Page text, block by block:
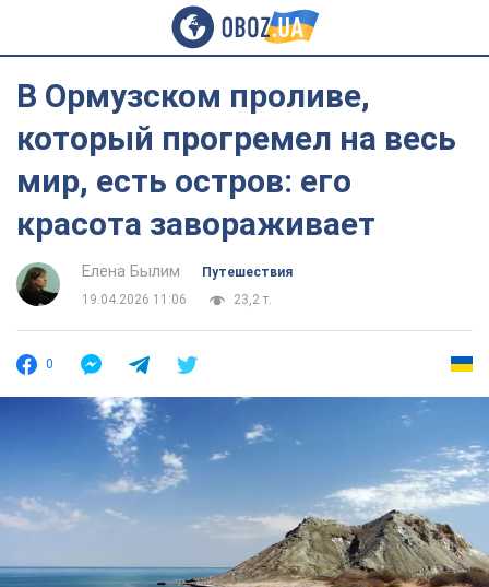
В Ормузском проливе,
который прогремел на весь
мир, есть остров: его
красота завораживает
Елена Былим
Путешествия
19.04.2026 11:06
23,2 т.
0